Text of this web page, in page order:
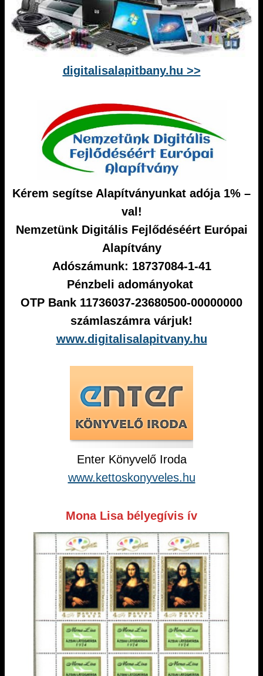
digitalisalapitbany.hu >>
Kérem segítse Alapítványunkat adója 1% –
val!
Nemzetünk Digitális Fejlődéséért Európai
Alapítvány
Adószámunk: 18737084-1-41
Pénzbeli adományokat
OTP Bank 11736037-23680500-00000000
számlaszámra várjuk!
www.digitalisalapitvany.hu
Enter Könyvelő Iroda
www.kettoskonyveles.hu
Mona Lisa bélyegívis ív